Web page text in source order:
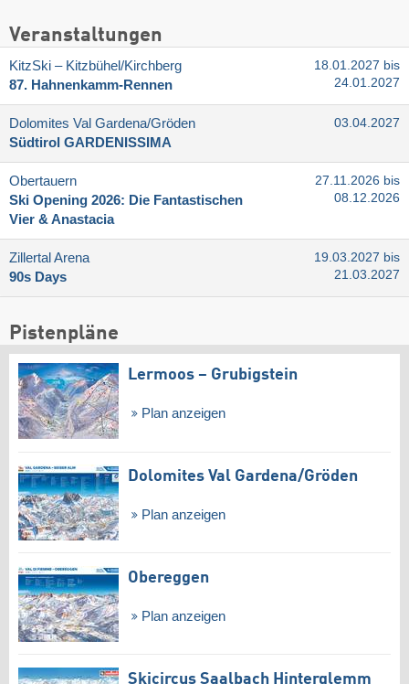
Veranstaltungen
KitzSki – Kitzbühel/​Kirchberg
87. Hahnenkamm-Rennen
18.01.2027 bis
24.01.2027
Dolomites Val Gardena/​Gröden
Südtirol GARDENISSIMA
03.04.2027
Obertauern
Ski Opening 2026: Die Fantastischen
Vier & Anastacia
27.11.2026 bis
08.12.2026
Zillertal Arena
90s Days
19.03.2027 bis
21.03.2027
Pistenpläne
Lermoos – Grubigstein
Plan anzeigen
Dolomites Val Gardena/​Gröden
Plan anzeigen
Obereggen
Plan anzeigen
Skicircus Saalbach Hinterglemm